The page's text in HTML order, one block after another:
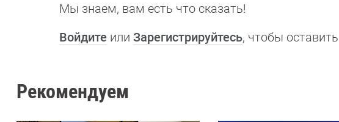
Мы знаем, вам есть что сказать!
Войдите или Зарегистрируйтесь, чтобы
Рекомендуем